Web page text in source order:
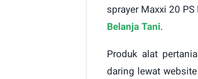
sprayer Maxxi 20
Belanja Tani.
Produk alat
daring lewat